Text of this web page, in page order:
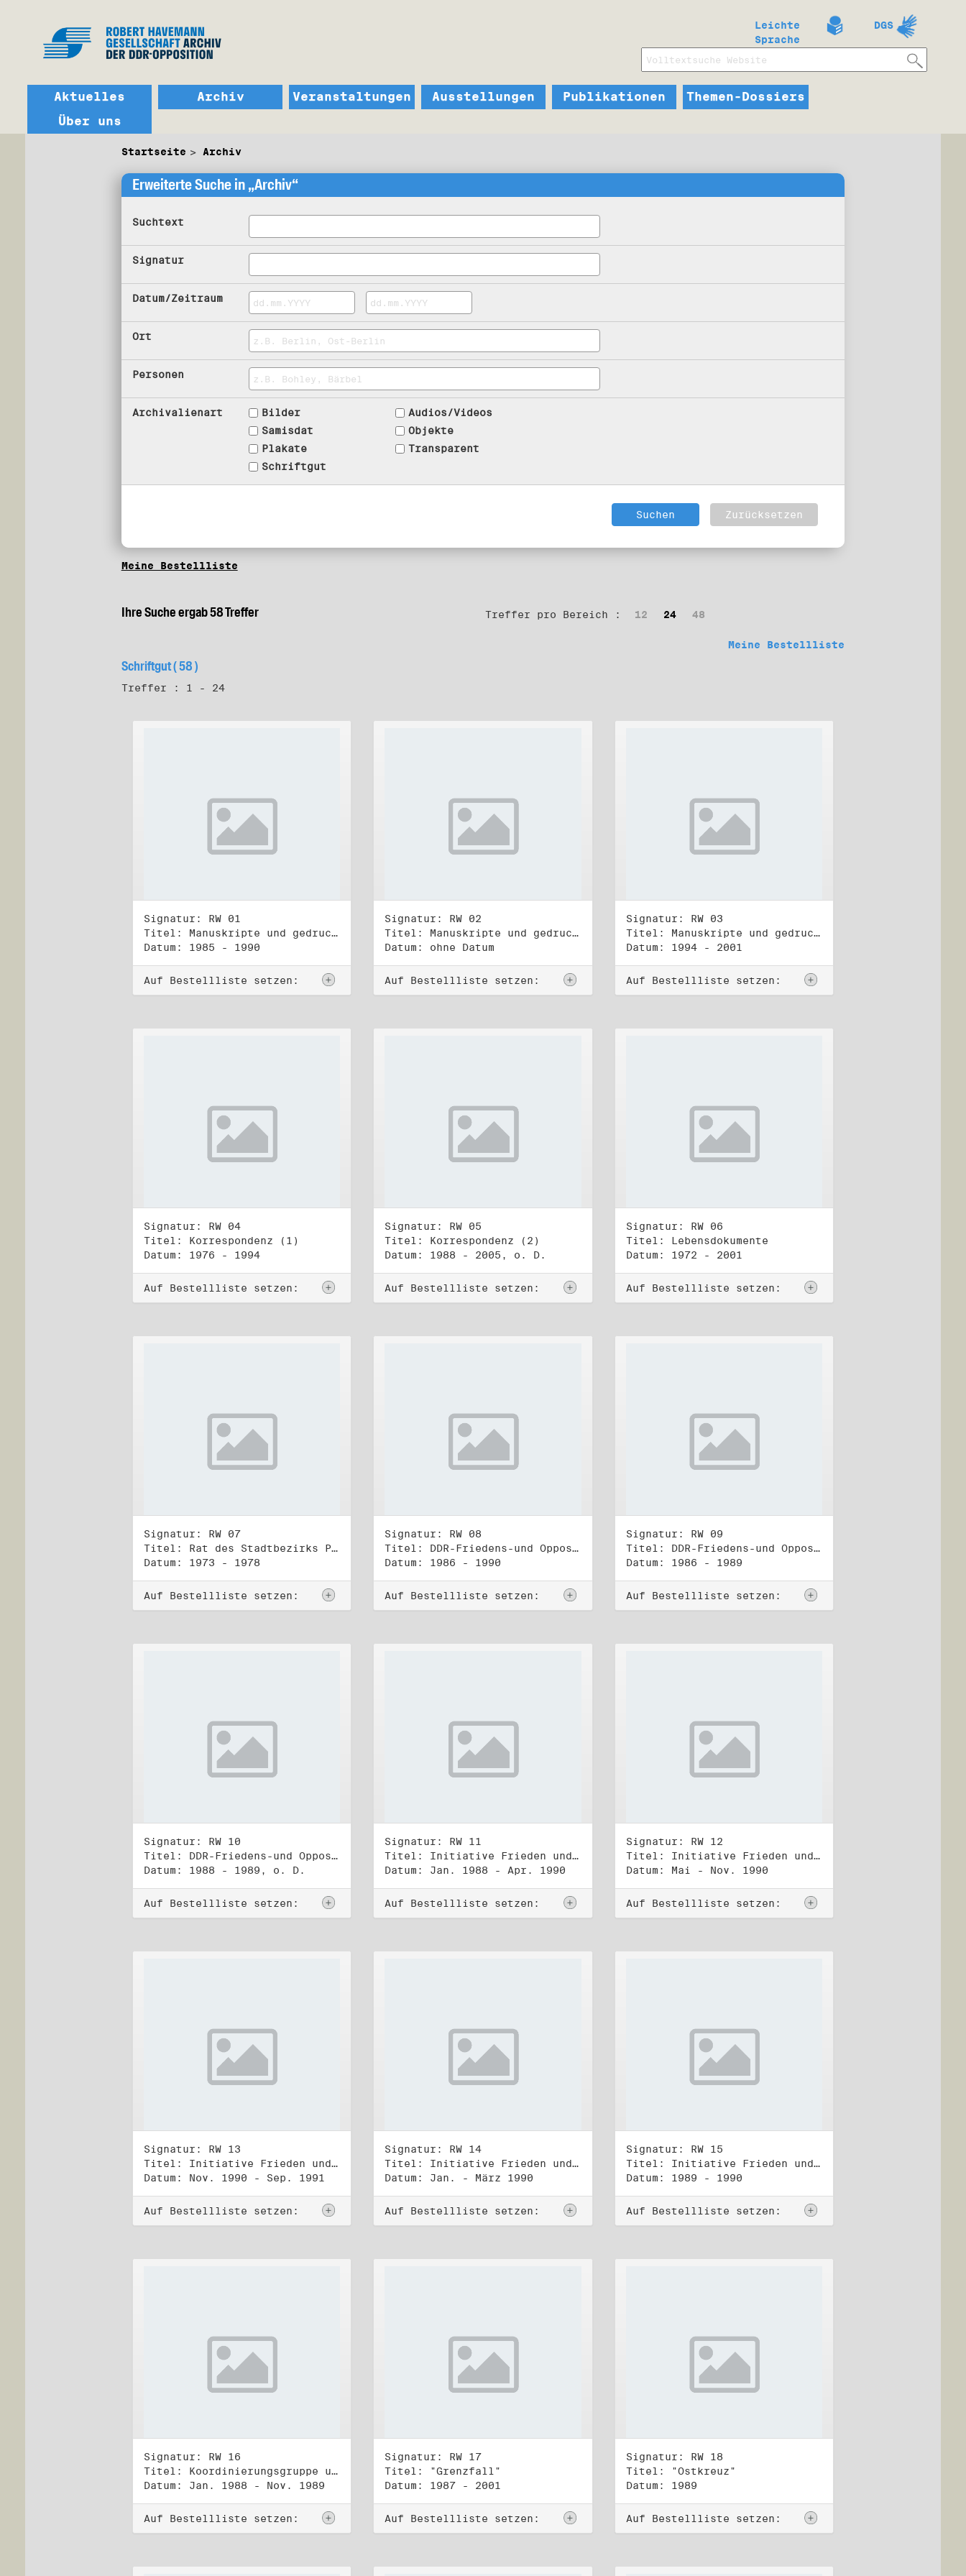
Leichte
Sprache
DGS
Aktuelles Archiv Veranstaltungen Ausstellungen Publikationen
Themen-Dossiers
Über uns
Startseite Archiv
Erweiterte Suche in „Archiv“
Suchtext
Signatur
Datum/Zeitraum
Ort
Personen
Archivalienart
Bilder
Samisdat
Plakate
Schriftgut
Audios/Videos
Objekte
Transparent
Meine Bestellliste
Ihre Suche ergab 58 Treffer Treffer pro Bereich : 12 24 48
Meine Bestellliste
Schriftgut ( 58 )
Treffer : 1 - 24
Signatur: RW 01
Titel: Manuskripte und gedruckte Belege (1)
Datum: 1985 - 1990
Auf Bestellliste setzen:
Signatur: RW 02
Titel: Manuskripte und gedruckte Belege (2)
Datum: ohne Datum
Auf Bestellliste setzen:
Signatur: RW 03
Titel: Manuskripte und gedruckte Belege (3)
Datum: 1994 - 2001
Auf Bestellliste setzen:
Signatur: RW 04
Titel: Korrespondenz (1)
Datum: 1976 - 1994
Auf Bestellliste setzen:
Signatur: RW 05
Titel: Korrespondenz (2)
Datum: 1988 - 2005, o. D.
Auf Bestellliste setzen:
Signatur: RW 06
Titel: Lebensdokumente
Datum: 1972 - 2001
Auf Bestellliste setzen:
Signatur: RW 07
Titel: Rat des Stadtbezirks Prenzlauer Berg in Berlin
Datum: 1973 - 1978
Auf Bestellliste setzen:
Signatur: RW 08
Titel: DDR-Friedens-und Oppositionsbewegung (1)
Datum: 1986 - 1990
Auf Bestellliste setzen:
Signatur: RW 09
Titel: DDR-Friedens-und Oppositionsbewegung (2)
Datum: 1986 - 1989
Auf Bestellliste setzen:
Signatur: RW 10
Titel: DDR-Friedens-und Oppositionsbewegung (3)
Datum: 1988 - 1989, o. D.
Auf Bestellliste setzen:
Signatur: RW 11
Titel: Initiative Frieden und Menschenrechte (1)
Datum: Jan. 1988 - Apr. 1990
Auf Bestellliste setzen:
Signatur: RW 12
Titel: Initiative Frieden und Menschenrechte (2)
Datum: Mai - Nov. 1990
Auf Bestellliste setzen:
Signatur: RW 13
Titel: Initiative Frieden und Menschenrechte (3)
Datum: Nov. 1990 - Sep. 1991
Auf Bestellliste setzen:
Signatur: RW 14
Titel: Initiative Frieden und Menschenrechte, Volkskammerwahl 18.3.1990
Datum: Jan. - März 1990
Auf Bestellliste setzen:
Signatur: RW 15
Titel: Initiative Frieden und Menschenrechte, Veröffentlichungen
Datum: 1989 - 1990
Auf Bestellliste setzen:
Signatur: RW 16
Titel: Koordinierungsgruppe und Kontakttelefongruppe
Datum: Jan. 1988 - Nov. 1989
Auf Bestellliste setzen:
Signatur: RW 17
Titel: "Grenzfall"
Datum: 1987 - 2001
Auf Bestellliste setzen:
Signatur: RW 18
Titel: "Ostkreuz"
Datum: 1989
Auf Bestellliste setzen: